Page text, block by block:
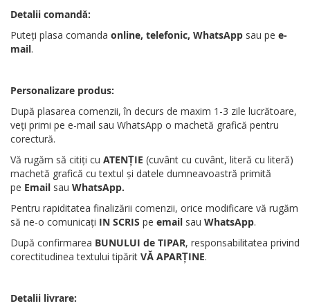
Detalii comandă:
Puteți plasa comanda online, telefonic, WhatsApp sau pe e-
mail.
Personalizare produs:
După plasarea comenzii, în decurs de maxim 1-3 zile lucrătoare,
veți primi pe e-mail sau WhatsApp o machetă grafică pentru
corectură.
Vă rugăm să citiți cu ATENȚIE (cuvânt cu cuvânt, literă cu literă)
machetă grafică cu textul și datele dumneavoastră primită
pe Email sau WhatsApp.
Pentru rapiditatea finalizării comenzii, orice modificare vă rugăm
să ne-o comunicați IN SCRIS pe email sau WhatsApp.
După confirmarea BUNULUI de TIPAR, responsabilitatea privind
corectitudinea textului tipărit VĂ APARȚINE.
Detalii livrare: